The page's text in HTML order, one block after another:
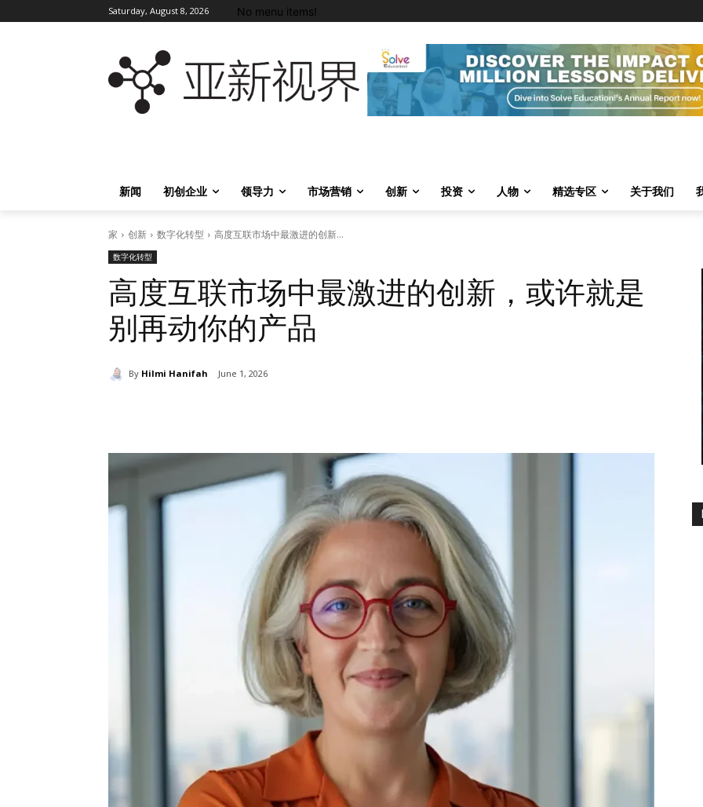
Saturday, August 8, 2026 No menu items!
新闻
初创企业 领导力 市场营销 创新 投资 人物 精选专区 关于我们
家 创新 数字化转型 高度互联市场中最激进的创新...
数字化转型
高度互联市场中最激进的创新，或许就是
别再动你的产品
By Hilmi Hanifah June 1, 2026